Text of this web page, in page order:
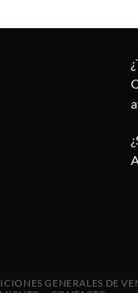
GENERALES DE